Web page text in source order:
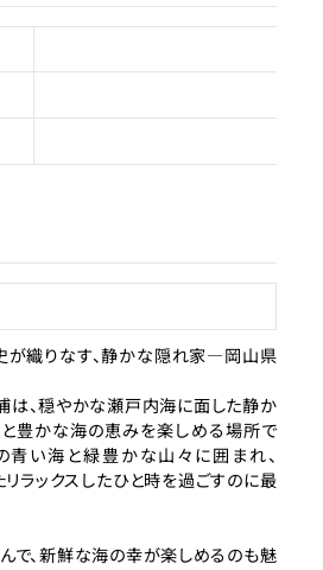
が織りなす、静かな隠れ家—岡山県
、穏やかな瀬戸内海に面した静か
豊かな海の恵みを楽しめる場所で
青い海と緑豊かな山々に囲まれ、
ラックスしたひと時を過ごすのに最
で、新鮮な海の幸が楽しめるのも魅